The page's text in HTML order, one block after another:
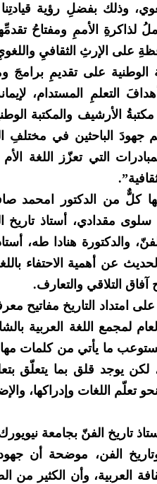
وذلك بفضلِ رؤية
الأممِ ومفتاحُ تقدمِّها
على الإرثِ الثقافيِ
على تقديمِ برامجَ
التعلمِ المستدام،
الأرشيف والمكتبة
جهودَ الباحثين في مختلفِ
التي تعزّز اللغة
كلٌّ من الدكتور امحمد
سلوى مقدادي، أستاذ
والدكتورة هنادا طه،
عن أهمية الاحتفاء
التلاقي والتعارف.
امتداد التاريخ مفاتيح
لمجمع اللغة العربية
ما يأتي من كلمات
لكن يوجد قلق بما يتعلّق
تعلّم اللغات وإدراكها،
تاريخ الفنّ بجامعة
وتاريخ الفن، موضحة أن
العربية، وأن الكثير من